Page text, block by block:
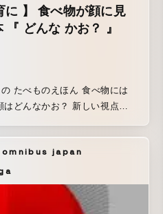
の特性が作り出す独特な風景
に 】 食べ物が顔に見
どんな かお？ 』
たべものえほん 食べ物には
どんなかお？ 新しい視点を
ムズがストップ・モーション
芸術は見立てが出発！ 柔軟な
り先生より 「実写ならではの
japan